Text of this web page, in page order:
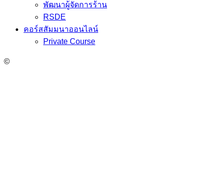
พัฒนาผู้จัดการร้าน
RSDE
คอร์สสัมมนาออนไลน์
Private Course
©